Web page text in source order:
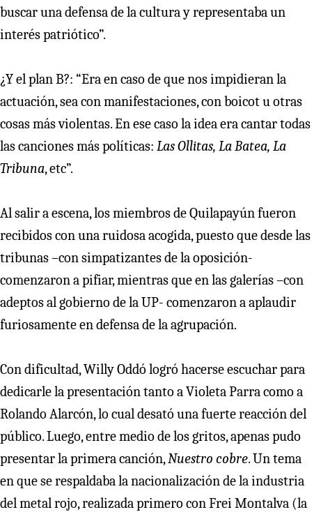
buscar una defensa de la cultura y representaba un
interés patriótico”.
¿Y el plan B?: “Era en caso de que nos impidieran la
actuación, sea con manifestaciones, con boicot u otras
cosas más violentas. En ese caso la idea era cantar todas
las canciones más políticas: Las Ollitas, La Batea, La
Tribuna, etc”.
Al salir a escena, los miembros de Quilapayún fueron
recibidos con una ruidosa acogida, puesto que desde las
tribunas –con simpatizantes de la oposición-
comenzaron a pifiar, mientras que en las galerías –con
adeptos al gobierno de la UP- comenzaron a aplaudir
furiosamente en defensa de la agrupación.
Con dificultad, Willy Oddó logró hacerse escuchar para
dedicarle la presentación tanto a Violeta Parra como a
Rolando Alarcón, lo cual desató una fuerte reacción del
público. Luego, entre medio de los gritos, apenas pudo
presentar la primera canción,Nuestro cobre. Un tema
en que se respaldaba la nacionalización de la industria
del metal rojo, realizada primero con Frei Montalva (la